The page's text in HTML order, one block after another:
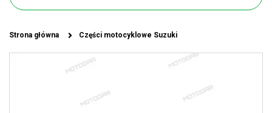
Strona główna Części motocyklowe Suzuki